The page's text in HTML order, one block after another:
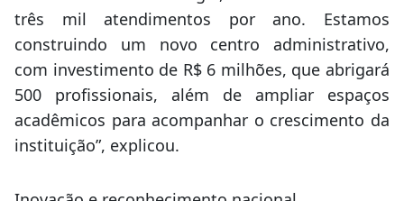
três mil atendimentos por ano. Estamos
construindo um novo centro administrativo,
com investimento de R$ 6 milhões, que abrigará
500 profissionais, além de ampliar espaços
acadêmicos para acompanhar o crescimento da
instituição”, explicou.